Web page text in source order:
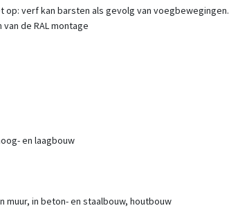
verf kan barsten als gevolg van voegbewegingen.
de RAL montage
en laagbouw
muur, in beton- en staalbouw, houtbouw